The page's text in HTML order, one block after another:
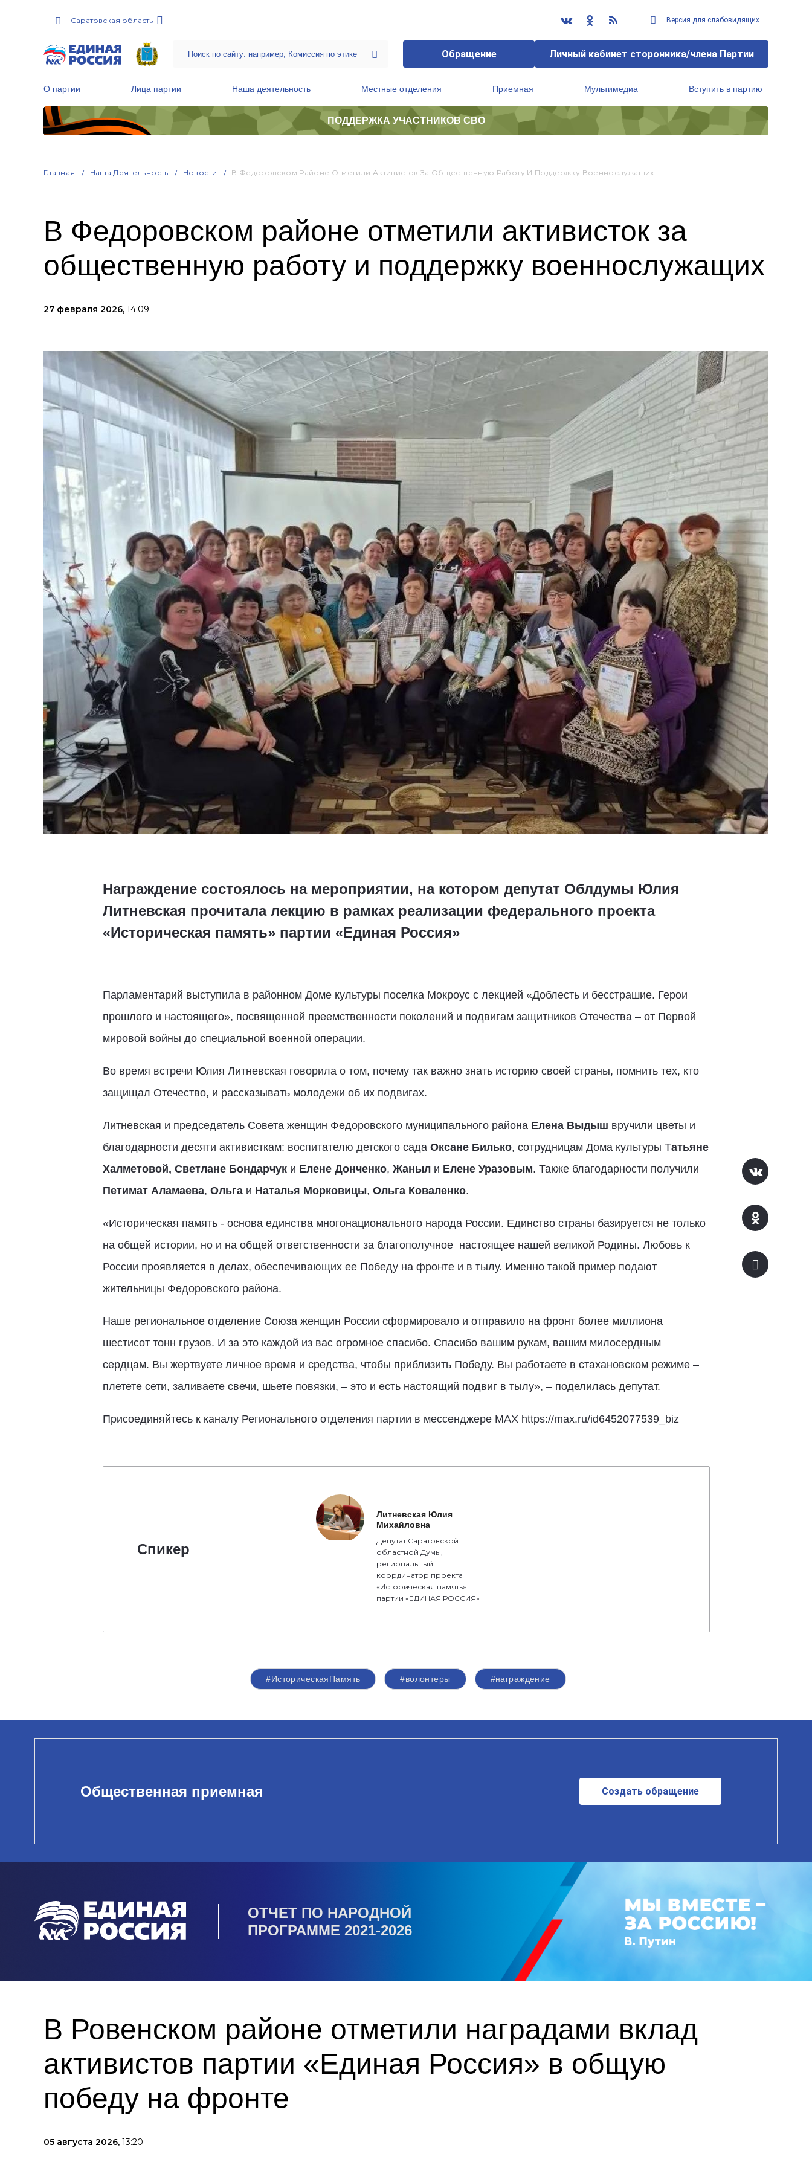
Саратовская область Версия для слабовидящих
Обращение Личный кабинет сторонника/члена Партии
О партии Лица партии Наша деятельность Местные отделения Приемная Мультимедиа Вступить в партию
ПОДДЕРЖКА УЧАСТНИКОВ СВО
Главная Наша Деятельность Новости В Федоровском Районе Отметили Активисток За Общественную Работу И Поддержку Военнослужащих
В Федоровском районе отметили активисток за
общественную работу и поддержку военнослужащих
27 февраля 2026, 14:09
Награждение состоялось на мероприятии, на котором депутат Облдумы Юлия
Литневская прочитала лекцию в рамках реализации федерального проекта
«Историческая память» партии «Единая Россия»
Парламентарий выступила в районном Доме культуры поселка Мокроус с лекцией «Доблесть и бесстрашие. Герои
прошлого и настоящего», посвященной преемственности поколений и подвигам защитников Отечества – от Первой
мировой войны до специальной военной операции.
Во время встречи Юлия Литневская говорила о том, почему так важно знать историю своей страны, помнить тех, кто
защищал Отечество, и рассказывать молодежи об их подвигах.
Литневская и председатель Совета женщин Федоровского муниципального района Елена Выдыш вручили цветы и
благодарности десяти активисткам: воспитателю детского сада Оксане Билько, сотрудницам Дома культуры Татьяне
Халметовой, Светлане Бондарчуки Елене Донченко, Жаныли Елене Уразовым. Также благодарности получили
Петимат Аламаева, Ольга и Наталья Морковицы, Ольга Коваленко.
«Историческая память - основа единства многонационального народа России. Единство страны базируется не только
на общей истории, но и на общей ответственности за благополучное настоящее нашей великой Родины. Любовь к
России проявляется в делах, обеспечивающих ее Победу на фронте и в тылу. Именно такой пример подают
жительницы Федоровского района.
Наше региональное отделение Союза женщин России сформировало и отправило на фронт более миллиона
шестисот тонн грузов. И за это каждой из вас огромное спасибо. Спасибо вашим рукам, вашим милосердным
сердцам. Вы жертвуете личное время и средства, чтобы приблизить Победу. Вы работаете в стахановском режиме –
плетете сети, заливаете свечи, шьете повязки, – это и есть настоящий подвиг в тылу», – поделилась депутат.
Присоединяйтесь к каналу Регионального отделения партии в мессенджере MAX https://max.ru/id6452077539_biz
Спикер
Литневская Юлия
Михайловна
Депутат Саратовской
областной Думы,
региональный
координатор проекта
«Историческая память»
партии «ЕДИНАЯ РОССИЯ»
#ИсторическаяПамять #волонтеры #награждение
Общественная приемная Создать обращение
ОТЧЕТ ПО НАРОДНОЙ
ПРОГРАММЕ 2021-2026
В Ровенском районе отметили наградами вклад
активистов партии «Единая Россия» в общую
победу на фронте
05 августа 2026, 13:20